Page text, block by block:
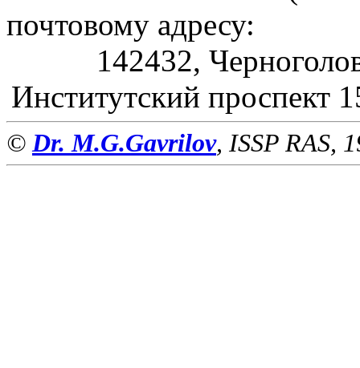
почтовому адресу:
142432,
Институтский
©Dr. M.G.Gavrilov, ISSP RAS,